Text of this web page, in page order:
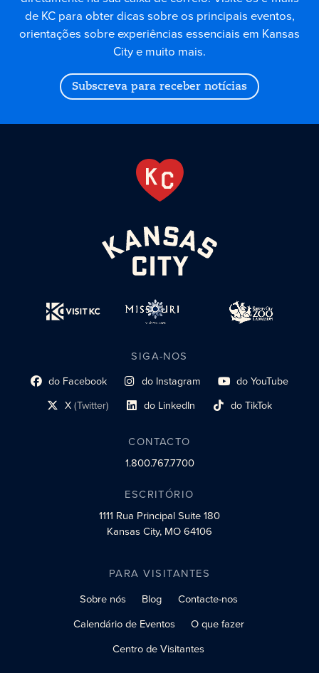
de KC para obter dicas sobre os principais eventos,
orientações sobre experiências essenciais em Kansas
City e muito mais.
Subscreva para receber notícias
SIGA-NOS
Link do perfil social
do Facebook Link do perfil social
do Instagram Link do perfil social
do YouTube
Link do perfil social
X(Twitter) Link do perfil social
do LinkedIn Link do perfil social
do TikTok
CONTACTO
1.800.767.7700
ESCRITÓRIO
1111 Rua PrincipalSuite 180
Kansas City, MO 64106
PARA VISITANTES
Sobre nós
Blog
Contacte-nos
Calendário de Eventos
O que fazer
Centro de Visitantes